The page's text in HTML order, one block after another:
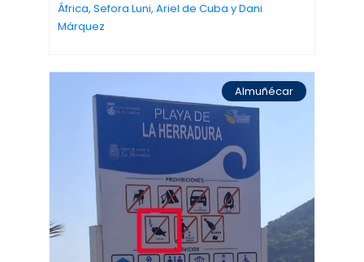
África, Sefora Luni, Ariel de Cuba y Dani
Márquez
Almuñécar